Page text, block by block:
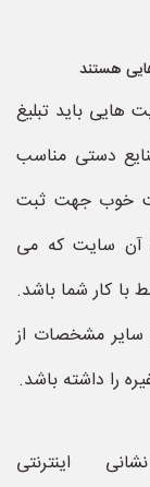
هستند
هایی باید تبلیغ
دستی مناسب
خوب جهت ثبت
آن سایت که می
با کار شما باشد.
سایر مشخصات از
را داشته باشد.
اینترنتی